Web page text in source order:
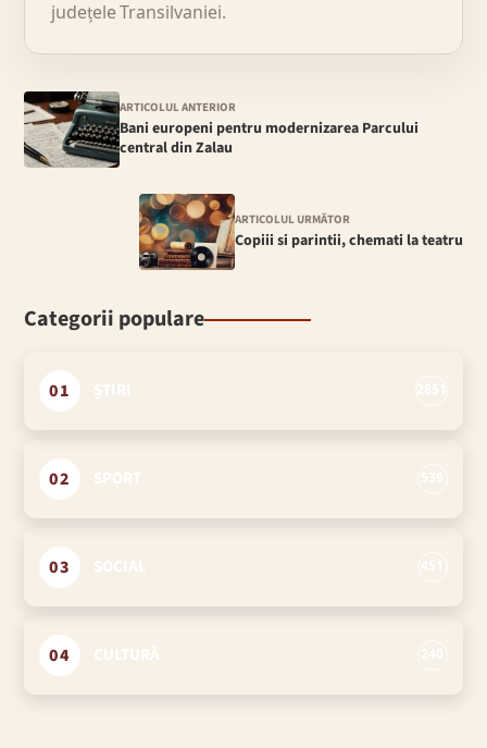
județele Transilvaniei.
ARTICOLUL ANTERIOR
Bani europeni pentru modernizarea Parcului
central din Zalau
ARTICOLUL URMĂTOR
Copiii si parintii, chemati la teatru
Categorii populare
01
02
03
04